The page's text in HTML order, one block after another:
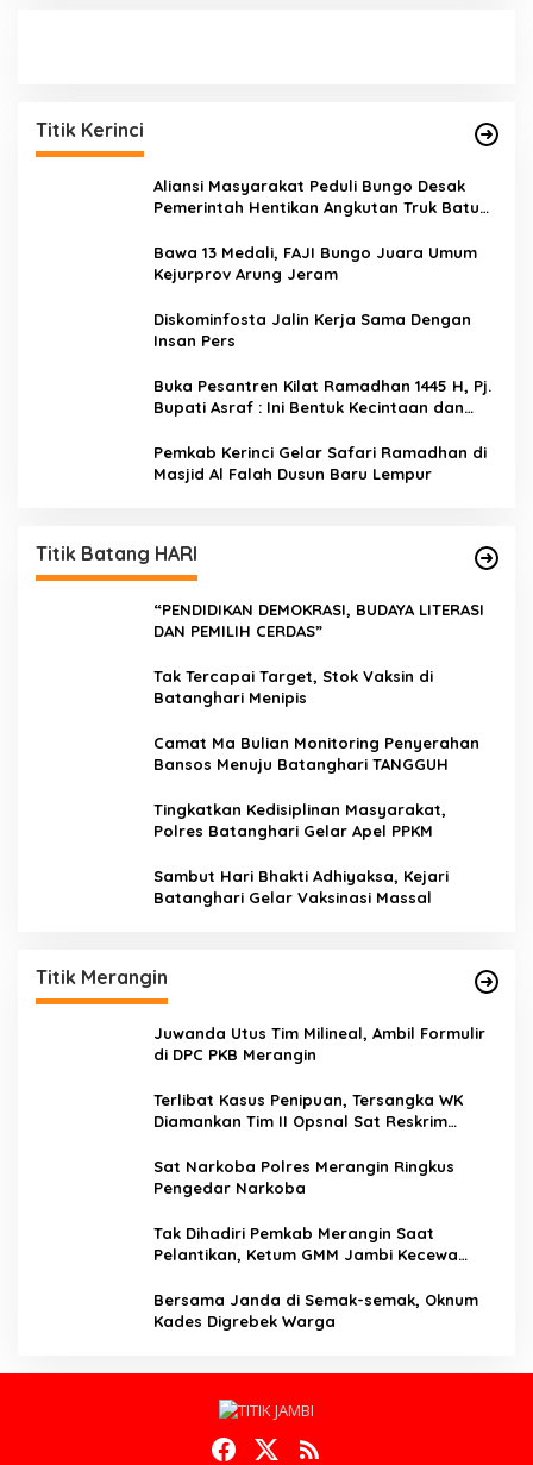
Titik Kerinci
Aliansi Masyarakat Peduli Bungo Desak
Pemerintah Hentikan Angkutan Truk Batu
Bawa 13 Medali, FAJI Bungo Juara Umum
Kejurprov Arung Jeram
Diskominfosta Jalin Kerja Sama Dengan
Insan Pers
Buka Pesantren Kilat Ramadhan 1445 H, Pj.
Bupati Asraf : Ini Bentuk Kecintaan dan
Kerinci
Pemkab Kerinci Gelar Safari Ramadhan di
Masjid Al Falah Dusun Baru Lempur
Titik Batang HARI
“PENDIDIKAN DEMOKRASI, BUDAYA LITERASI
DAN PEMILIH CERDAS”
Tak Tercapai Target, Stok Vaksin di
Batanghari Menipis
Camat Ma Bulian Monitoring Penyerahan
Bansos Menuju Batanghari TANGGUH
Tingkatkan Kedisiplinan Masyarakat,
Polres Batanghari Gelar Apel PPKM
Sambut Hari Bhakti Adhiyaksa, Kejari
Batanghari Gelar Vaksinasi Massal
Titik Merangin
Juwanda Utus Tim Milineal, Ambil Formulir
di DPC PKB Merangin
Terlibat Kasus Penipuan, Tersangka WK
Diamankan Tim II Opsnal Sat Reskrim
Sat Narkoba Polres Merangin Ringkus
Pengedar Narkoba
Tak Dihadiri Pemkab Merangin Saat
Pelantikan, Ketum GMM Jambi Kecewa
Bersama Janda di Semak-semak, Oknum
Kades Digrebek Warga